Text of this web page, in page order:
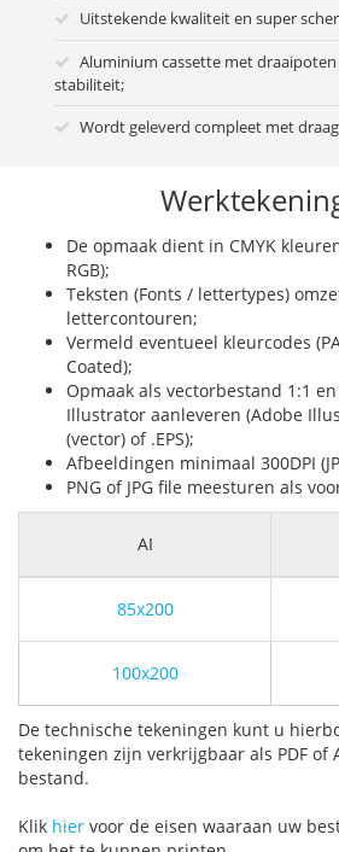
Uitstekende kwaliteit en super
Aluminium cassette met
stabiliteit;
Wordt geleverd compleet met
De opmaak dient in CMYK
RGB);
Teksten (Fonts / lettertypes)
lettercontouren;
Vermeld eventueel kleurcodes
Coated);
Opmaak als vectorbestand 1:1
Illustrator aanleveren (Adobe
(vector) of .EPS);
Afbeeldingen minimaal 300DPI
PNG of JPG file meesturen als
AI
85x200
100x200
De technische tekeningen kunt u
tekeningen zijn verkrijgbaar als PDF of
bestand.
Klik hier voor de eisen waaraan uw